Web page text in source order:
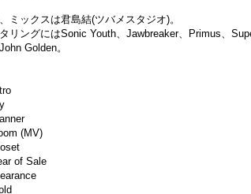
ミックスは君島結(ツバメスタジオ)。
リングにはSonic Youth、Jawbreaker、Primus、
Golden。
(MV)
of Sale